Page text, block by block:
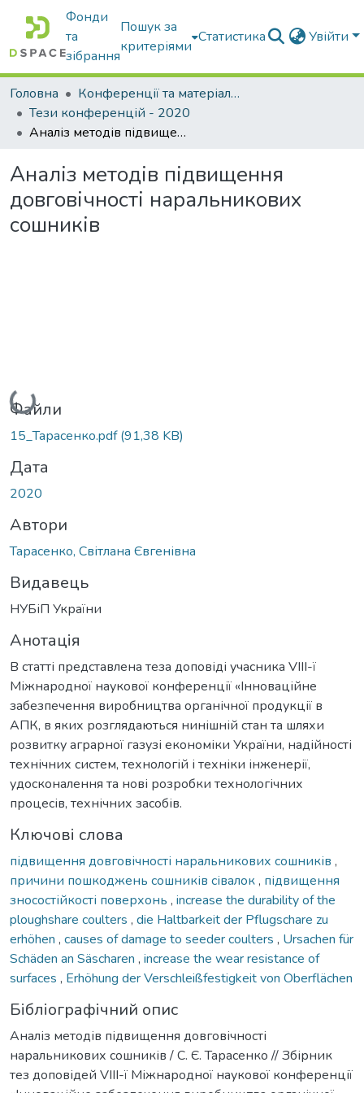
Фонди
та
зібрання
Пошук за
критеріями
Статистика Увійти
Головна
Конференції та матеріали конференцій
Тези конференцій - 2020
Аналіз методів підвищення довговічності наральникових сошників
Аналіз методів підвищення
довговічності наральникових
сошників
Вантажиться...
Файли
15_Тарасенко.pdf(91,38 KB)
Дата
2020
Автори
Тарасенко, Світлана Євгенівна
Видавець
НУБіП України
Анотація
В статті представлена теза доповіді учасника VIІІ-ї
Міжнародної наукової конференції «Інноваційне
забезпечення виробництва органічної продукції в
АПК, в яких розглядаються нинішній стан та шляхи
розвитку аграрної газузі економіки України, надійності
технічних систем, технологій і техніки інженерії,
удосконалення та нові розробки технологічних
процесів, технічних засобів.
Ключові слова
підвищення довговічності наральникових сошників ,
причини пошкоджень сошників сівалок, підвищення
зносостійкості поверхонь , increase the durability of the
ploughshare coulters , die Haltbarkeit der Pflugschare zu
erhöhen , causes of damage to seeder coulters , Ursachen für
Schäden an Säscharen , increase the wear resistance of
surfaces , Erhöhung der Verschleißfestigkeit von Oberflächen
Бібліографічний опис
Аналіз методів підвищення довговічності
наральникових сошників / С. Є. Тарасенко // Збірник
тез доповідей VIII-ї Міжнародної наукової конференції